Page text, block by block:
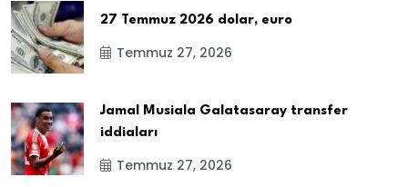
27 Temmuz 2026 dolar, euro
Temmuz 27, 2026
Jamal Musiala Galatasaray transfer
iddiaları
Temmuz 27, 2026